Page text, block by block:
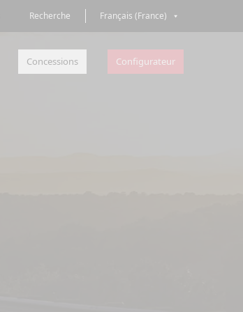
Recherche Français (France)
Concessions Configurateur